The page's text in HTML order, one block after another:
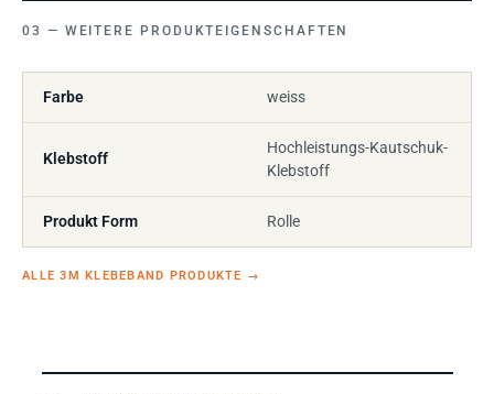
WEITERE PRODUKTEIGENSCHAFTEN
Farbe weiss
Klebstoff
Hochleistungs-Kautschuk-
Klebstoff
Produkt Form Rolle
ALLE 3M KLEBEBAND PRODUKTE →